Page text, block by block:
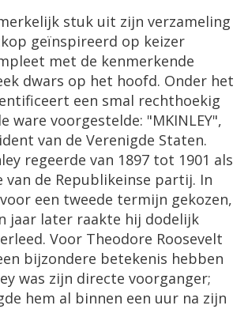
stuk uit zijn verzameling
geïnspireerd op keizer
met de kenmerkende
dwars op het hoofd. Onder het
een smal rechthoekig
ware voorgestelde: "MKINLEY",
van de Verenigde Staten.
regeerde van 1897 tot 1901 als
van de Republikeinse partij. In
voor een tweede termijn gekozen,
jaar later raakte hij dodelijk
. Voor Theodore Roosevelt
bijzondere betekenis hebben
was zijn directe voorganger;
hem al binnen een uur na zijn